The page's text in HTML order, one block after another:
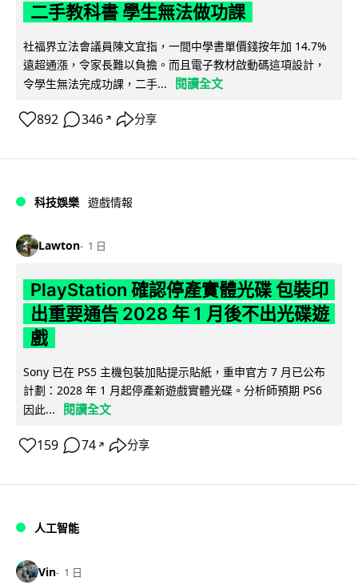
二手教科書 學生無法做功課
社福界立法會議員陳文宜指，一間中學書單價錢按年加 14.7%
遠超通漲，令家長難以負擔。而且電子教材啟動碼這項設計，
令學生無法完成功課，二手...
閱讀全文
892 346 ↗ 分享
科技娛樂 遊戲情報
Lawton 1 日
PlayStation 確認停產實體光碟 包裝印
出重要通告 2028 年 1 月後不出光碟遊
戲
Sony 已在 PS5 主機包裝加貼提示貼紙，重申官方 7 月已公布
計劃：2028 年 1 月起停產新遊戲實體光碟。分析師預期 PS6
因此...
閱讀全文
159 74 ↗ 分享
人工智能
Vin 1 日